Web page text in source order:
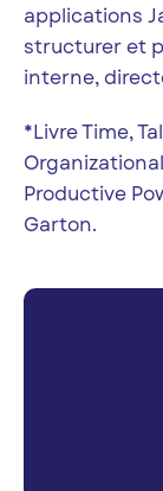
applications
structurer et
interne,
*Livre Time,
Productive
Garton.